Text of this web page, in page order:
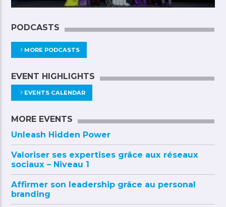
PODCASTS
MORE PODCASTS
EVENT HIGHLIGHTS
EVENTS CALENDAR
MORE EVENTS
Unleash Hidden Power
Valoriser ses expertises grâce aux réseaux
sociaux – Niveau 1
Affirmer son leadership grâce au personal
branding